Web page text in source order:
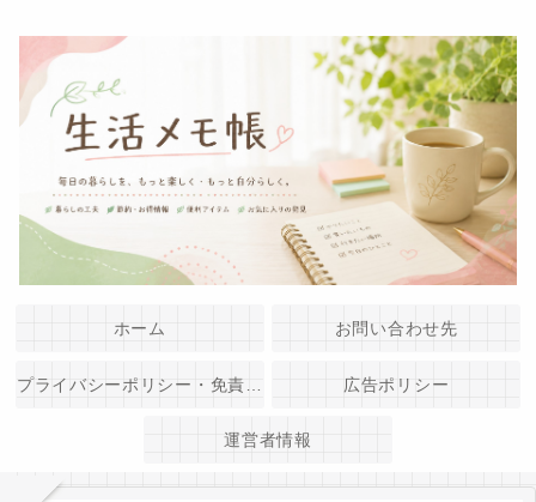
ホーム お問い合わせ先
広告ポリシー
運営者情報